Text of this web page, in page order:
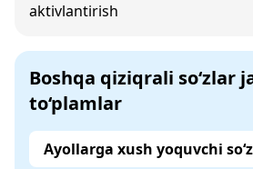
aktivlantirish
Boshqa qiziqrali so‘zlar
to‘plamlar
Ayollarga xush yoquvchi